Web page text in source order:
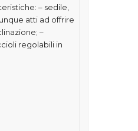
– sedile,
atti ad offrire
–
regolabili in